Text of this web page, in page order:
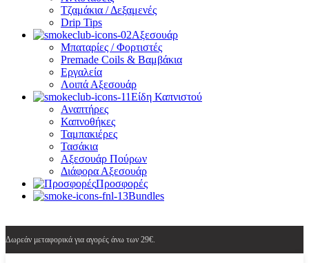
Τζαμάκια / Δεξαμενές
Drip Tips
Αξεσουάρ
Μπαταρίες / Φορτιστές
Premade Coils & Βαμβάκια
Εργαλεία
Λοιπά Αξεσουάρ
Είδη Καπνιστού
Αναπτήρες
Καπνοθήκες
Ταμπακιέρες
Τασάκια
Αξεσουάρ Πούρων
Διάφορα Αξεσουάρ
Προσφορές
Bundles
Δωρεάν μεταφορικά για αγορές άνω των 29€.